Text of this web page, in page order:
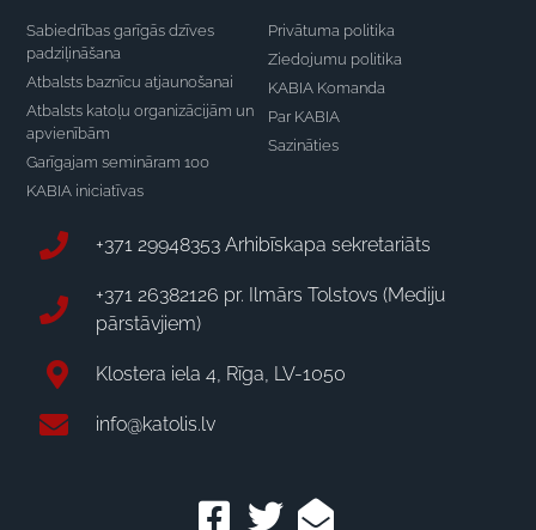
Sabiedrības garīgās dzīves
padziļināšana
Atbalsts baznīcu atjaunošanai
Atbalsts katoļu organizācijām un
apvienībām
Garīgajam semināram 100
KABIA iniciatīvas
Privātuma politika
Ziedojumu politika
KABIA Komanda
Par KABIA
Sazināties
+371 29948353 Arhibīskapa sekretariāts
+371 26382126 pr. Ilmārs Tolstovs (Mediju
pārstāvjiem)
Klostera iela 4, Rīga, LV-1050
info@katolis.lv